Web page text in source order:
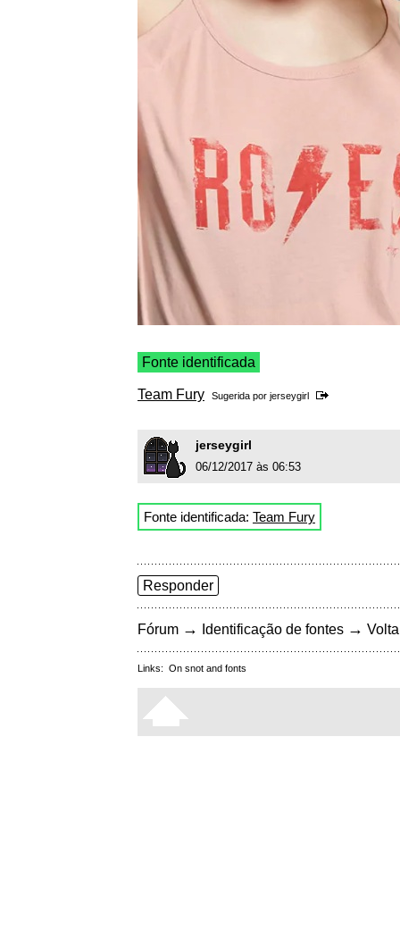
Fonte identificada
Team Fury Sugerida por jerseygirl
jerseygirl
06/12/2017 às 06:53
Fonte identificada: Team Fury
Responder
Fórum → Identificação de fontes →
Links: On snot and fonts